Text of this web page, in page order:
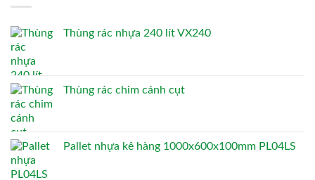
Thùng rác nhựa 240 lít VX240
Thùng rác chim cánh cụt
Pallet nhựa kê hàng 1000x600x100mm PL04LS